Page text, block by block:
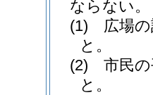
ならない。
(1)
広場
と。
(2)
市民
と。